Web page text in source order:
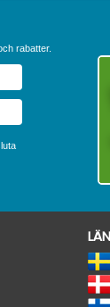
rabatter.